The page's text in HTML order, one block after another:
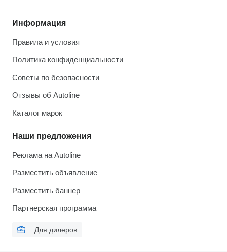
Информация
Правила и условия
Политика конфиденциальности
Советы по безопасности
Отзывы об Autoline
Каталог марок
Наши предложения
Реклама на Autoline
Разместить объявление
Разместить баннер
Партнерская программа
Для дилеров